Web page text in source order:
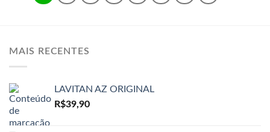
MAIS RECENTES
LAVITAN AZ ORIGINAL
R$39,90